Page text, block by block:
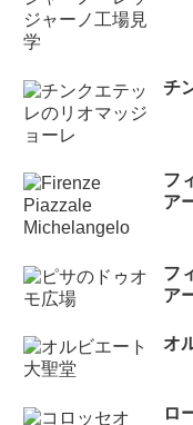
チ
フ
ア
フ
ア
オ
ロ